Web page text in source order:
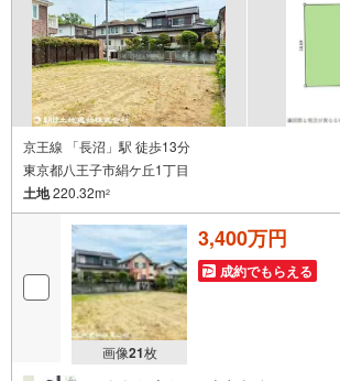
京王線 「長沼」駅 徒歩13分
東京都八王子市絹ケ丘1丁目
土地220.32m2
画像21枚
3,400万円
成約でもらえる